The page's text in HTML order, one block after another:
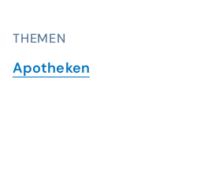
THEMEN
Apotheken